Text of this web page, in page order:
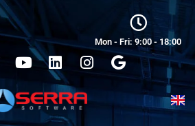
Mon - Fri: 9:00 - 18:00